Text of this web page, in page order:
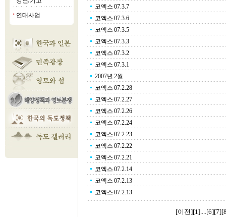
■ 연대사업
코엑스 07.3.7
코엑스 07.3.6
코엑스 07.3.5
코엑스 07.3.3
코엑스 07.3.2
코엑스 07.3.1
2007년 2월
코엑스 07.2.28
코엑스 07.2.27
코엑스 07.2.26
코엑스 07.2.24
코엑스 07.2.23
코엑스 07.2.22
코엑스 07.2.21
코엑스 07.2.14
코엑스 07.2.13
코엑스 07.2.13
[이전][1]....[6][7][